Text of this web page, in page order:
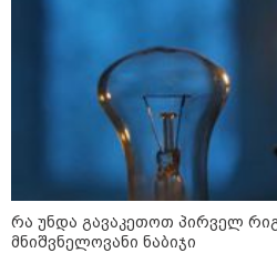
ეს
რომ
დედა
16:02 /
"15
რა უნდა გავაკეთოთ პირველ
მნიშვნელოვანი ნაბიჯი